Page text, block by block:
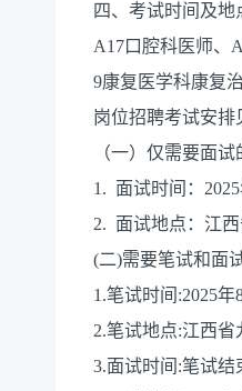
四、考试时间及地
A17口腔科医师、
9康复医学科康复
岗位招聘考试安排
（一）仅需要面试
1. 面试时间：
2. 面试地点：江
(二)需要笔试和面
1.笔试时间:2025年
2.笔试地点:江西
3.面试时间:笔试